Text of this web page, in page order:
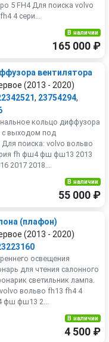
5 FH4 Для поиска volvo
4 сери...
В наличии
165 000 ₽
вентилятора
(2013 - 2020)
, 23754294,
кольцо диффузора
с выходом под
поиска: volvo вольво
fh фш4 фш фш13 2013
2017 2018...
В наличии
55 000 ₽
(плафон)
(2013 - 2020)
освещения
для чтения салонного
светильник лампа.
вольво fh13 fh4 4
фш фш13 2...
В наличии
4 500 ₽